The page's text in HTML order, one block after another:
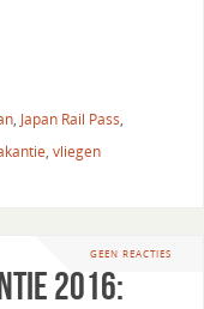
, Japan Rail Pass,
, vliegen
GEEN REACTIES
2016: